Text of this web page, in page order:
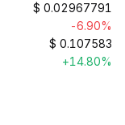
$ 0.02967791
-6.90%
$ 0.107583
+14.80%